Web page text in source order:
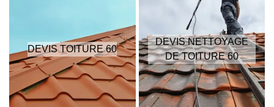
DEVIS TOITURE 60
DEVIS NETTOYAGE
DE TOITURE 60